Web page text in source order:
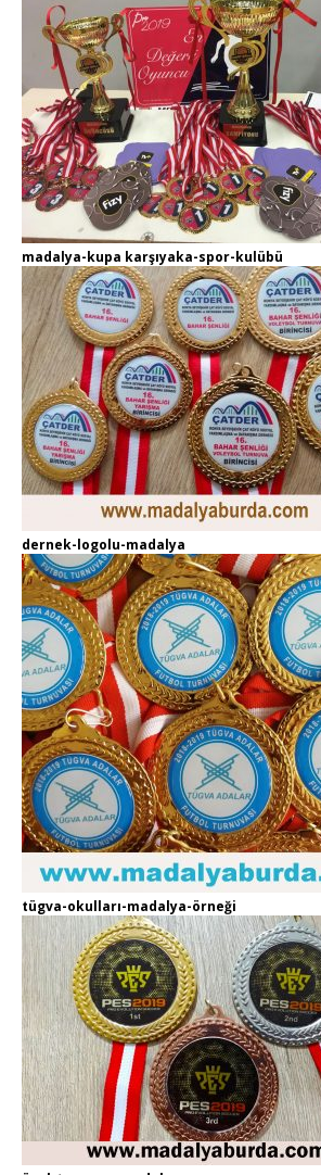
madalya-kupa karşıyaka-spor-kulübü
dernek-logolu-madalya
tügva-okulları-madalya-örneği